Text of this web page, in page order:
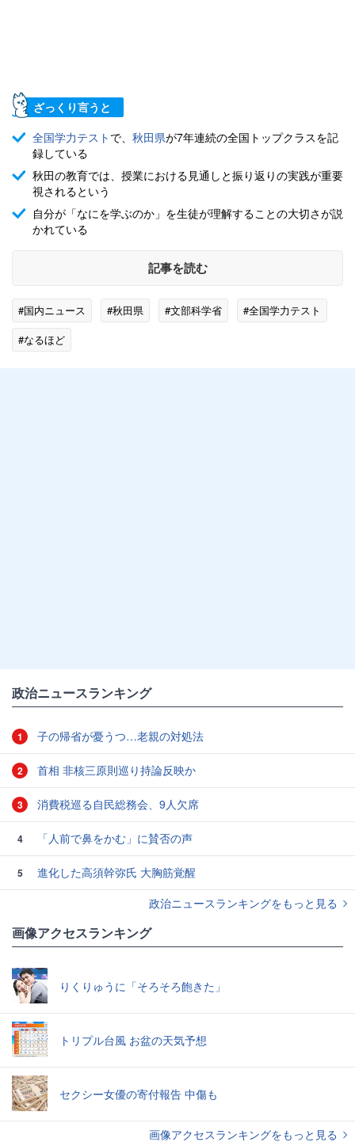
ざっくり言うと
全国学力テスト で、 秋田県が7年連続の全国トップクラスを記
録している
秋田の教育では、授業における見通しと振り返りの実践が重要
視されるという
自分が「なにを学ぶのか」を生徒が理解することの大切さが説
かれている
記事を読む
#国内ニュース #秋田県 #文部科学省
#全国学力テスト
#なるほど
政治ニュースランキング
1 子の帰省が憂うつ…老親の対処法
2 首相 非核三原則巡り持論反映か
3 消費税巡る自民総務会、9人欠席
4 「人前で鼻をかむ」に賛否の声
5
進化した高須幹弥氏 大胸筋覚醒
政治ニュースランキングをもっと見る
画像アクセスランキング
りくりゅうに「そろそろ飽きた」
トリプル台風 お盆の天気予想
セクシー女優の寄付報告 中傷も
画像アクセスランキングをもっと見る